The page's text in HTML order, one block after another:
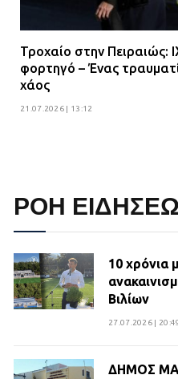
Τροχαίο στην Πειραιώς:
φορτηγό – Ένας
χάος
21.07.2026 | 13:12
ΡΟΗ
10 χρόνια
Βιλίων
27.07.2026 |
ΔΗΜΟΣ